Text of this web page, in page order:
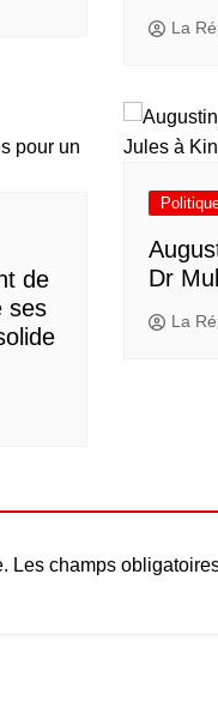
La
de
ses
Dr
La
Les champs